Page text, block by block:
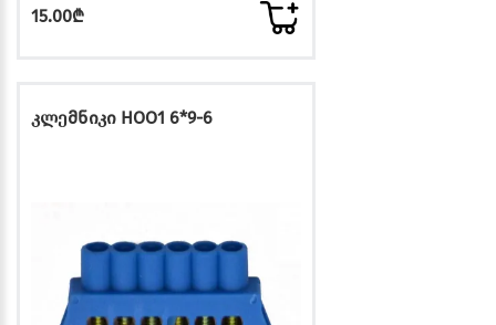
15.00₾
კლემნიკი HOO1 6*9-6